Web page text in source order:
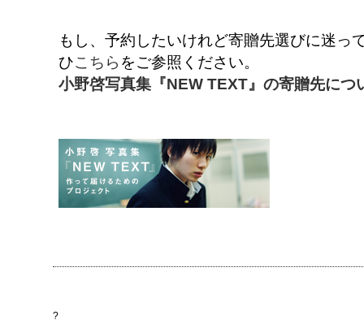
もし、予約したいけれど寄贈先選びに迷っ
ひこちら をご参照ください。
小野啓写真集『NEW TEXT』の寄贈先につ
?